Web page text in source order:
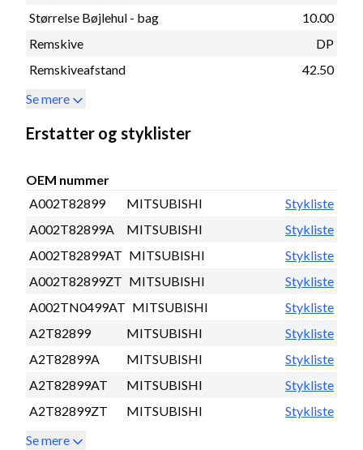
Størrelse Bøjlehul - bag
10.00
Remskive
DP
Remskiveafstand
42.50
Se mere
Erstatter og styklister
OEM nummer
A002T82899
MITSUBISHI
Stykliste
A002T82899A
MITSUBISHI
Stykliste
A002T82899AT MITSUBISHI
Stykliste
A002T82899ZT MITSUBISHI
Stykliste
A002TN0499AT MITSUBISHI
Stykliste
A2T82899
MITSUBISHI
Stykliste
A2T82899A
MITSUBISHI
Stykliste
A2T82899AT
MITSUBISHI
Stykliste
A2T82899ZT
MITSUBISHI
Stykliste
Se mere